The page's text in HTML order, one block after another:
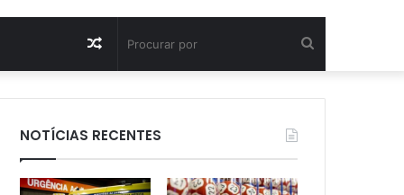
por
Artigo
aleatório
NOTÍCIAS RECENTES